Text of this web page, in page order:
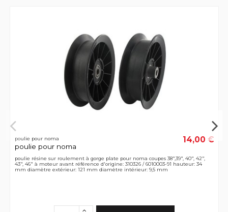
poulie pour noma
poulie pour noma
14,00 €
poulie résine sur roulement à gorge plate pour noma coupes 38",39", 40", 42",
43", 46" à moteur avant référence d'origine: 310326 / 6010003-91 hauteur: 34
mm diamètre extérieur: 121 mm diamètre intérieur: 9,5 mm